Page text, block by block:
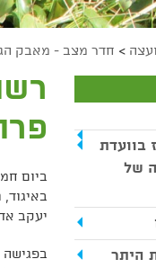
> חדר מצב - מאבק
יעקב
בפגישה
בוועדת
של
היתר